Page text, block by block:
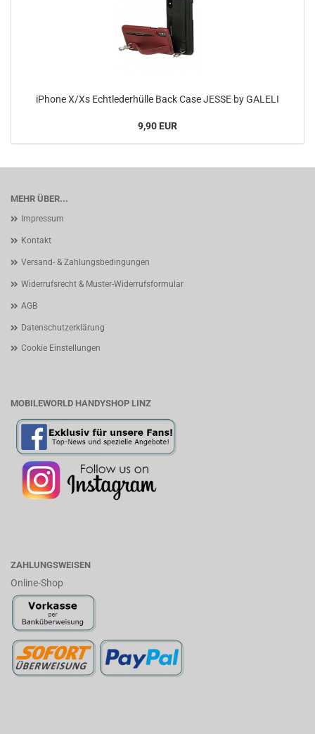
iPhone X/Xs Echtlederhülle Back Case JESSE by GALELI
9,90 EUR
MEHR ÜBER...
Impressum
Kontakt
Versand- & Zahlungsbedingungen
Widerrufsrecht & Muster-Widerrufsformular
AGB
Datenschutzerklärung
Cookie Einstellungen
MOBILEWORLD HANDYSHOP LINZ
ZAHLUNGSWEISEN
Online-Shop